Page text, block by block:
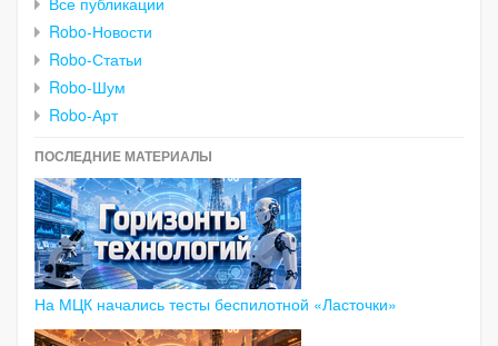
Robo-Новости
Robo-Статьи
Robo-Шум
Robo-Арт
ПОСЛЕДНИЕ МАТЕРИАЛЫ
На МЦК начались тесты беспилотной «Ласточки»